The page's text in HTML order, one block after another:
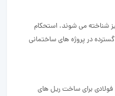
شناخته می شوند، استحکام
در پروژه های ساختمانی
فولادی برای ساخت ریل های